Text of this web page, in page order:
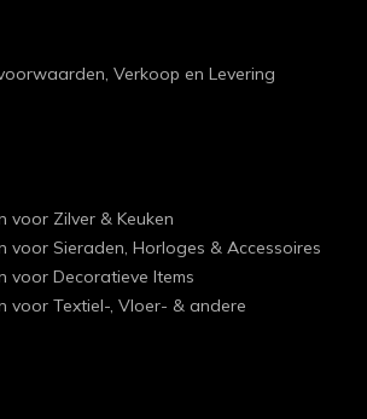
Verkoop en Levering
voor Zilver & Keuken
voor Sieraden, Horloges & Accessoires
voor Decoratieve Items
voor Textiel-, Vloer- & andere